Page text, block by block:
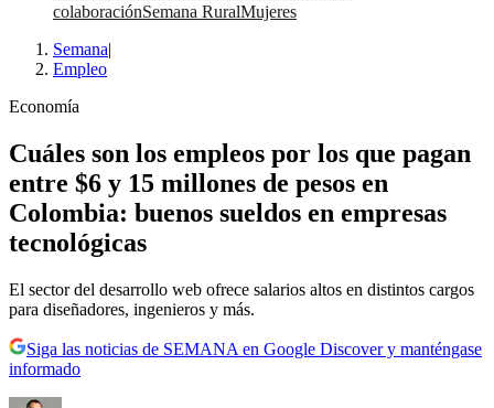
colaboraciónSemana RuralMujeres
Semana|
Empleo
Economía
Cuáles son los empleos por los que pagan
entre $6 y 15 millones de pesos en
Colombia: buenos sueldos en empresas
tecnológicas
El sector del desarrollo web ofrece salarios altos en distintos cargos
para diseñadores, ingenieros y más.
Siga las noticias de SEMANA en Google Discover y manténgase
informado